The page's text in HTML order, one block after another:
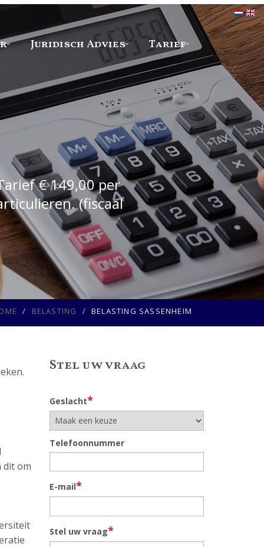
Juridisch Advies
Tarief
€ 149,00 per
(fiscaal
BELASTING BELASTING SASSENHEIM
dit om
Stel uw vraag
Geslacht*
Telefoonnummer
E-mail*
Stel uw vraag*